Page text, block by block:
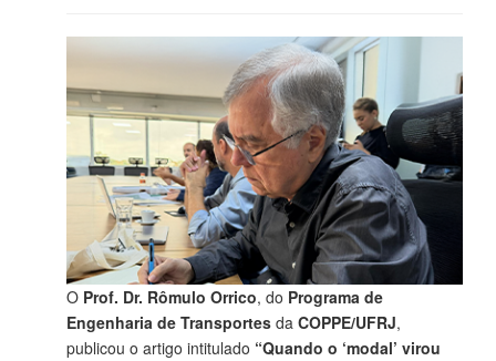
O Prof. Dr. Rômulo Orrico, do Programa de
Engenharia de Transportes da COPPE/UFRJ,
publicou o artigo intitulado “Quando o ‘modal’ virou